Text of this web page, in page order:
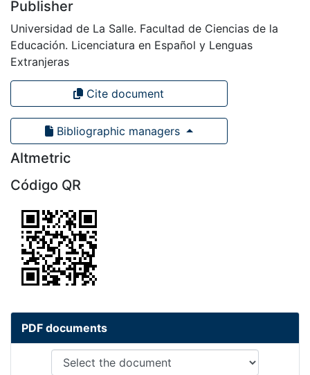
Publisher
Universidad de La Salle. Facultad de Ciencias de la
Educación. Licenciatura en Español y Lenguas
Extranjeras
Cite document
Bibliographic managers
Altmetric
Código QR
PDF documents